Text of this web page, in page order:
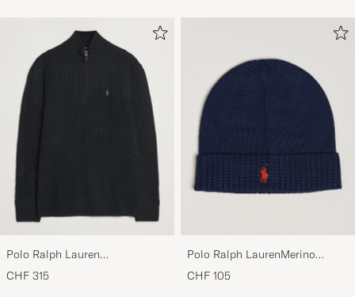
Polo Ralph Lauren
Wool/Cashmere Cable Half Zip
Polo Black
CHF 315
Polo Ralph LaurenMerino
BeanieHunter Navy
CHF 105